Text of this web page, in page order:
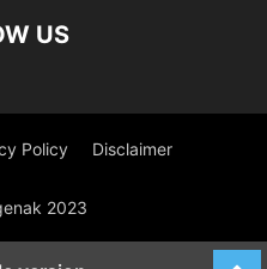
US
Policy Disclaimer
2023